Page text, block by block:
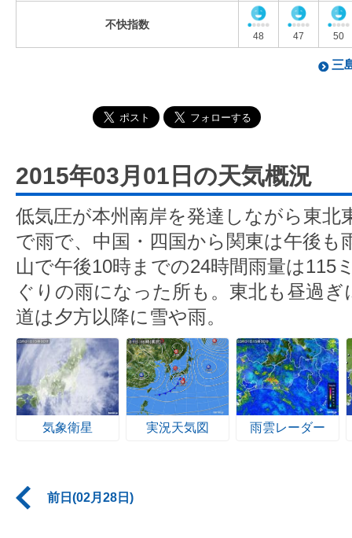
不快指数
48 47 50
三
2015年03月01日の天気概況
低気圧が本州南岸を発達しながら東北
で雨で、中国・四国から関東は午後も
山で午後10時までの24時間雨量は115
ぐりの雨になった所も。東北も昼過
道は夕方以降に雪や雨。
気象衛星 実況天気図 雨雲レーダー
前日(02月28日)